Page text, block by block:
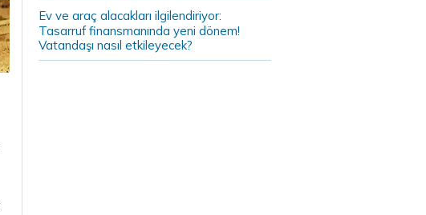
Ev ve araç alacakları ilgilendiriyor:
Tasarruf finansmanında yeni dönem!
Vatandaşı nasıl etkileyecek?